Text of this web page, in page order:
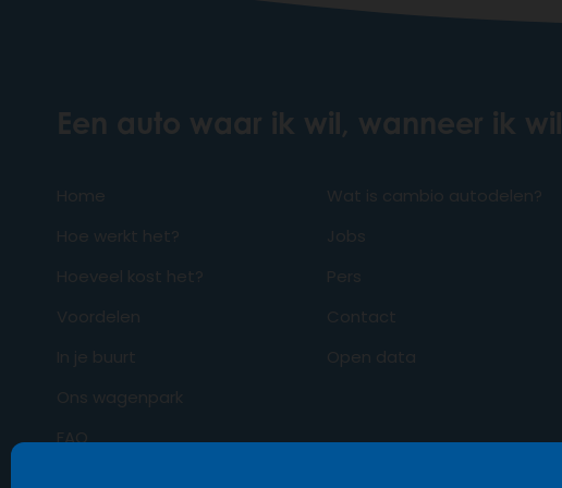
Een auto waar ik wil, wanneer ik wil
Home
Hoe werkt het?
Hoeveel kost het?
Voordelen
In je buurt
Ons wagenpark
FAQ
Wat is cambio autodelen?
Jobs
Pers
Contact
Open data